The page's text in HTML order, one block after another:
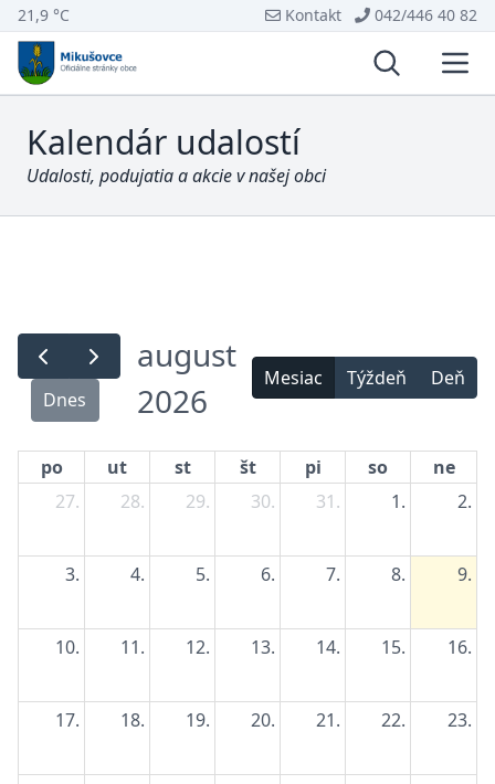
21,9 °C Kontakt 042/446 40 82
Vyhľadávanie
Kalendár udalostí
Udalosti, podujatia a akcie v našej obci
Dnes
august
2026
Mesiac Týždeň Deň
po ut st št pi so
ne
27.
28. 29. 30. 31. 1. 2.
3. 4. 5. 6. 7. 8. 9.
10. 11. 12. 13. 14. 15. 16.
17. 18. 19. 20. 21. 22. 23.